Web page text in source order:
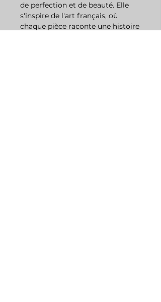
de perfection et de beauté. Elle
s'inspire de l'art français, où
chaque pièce raconte une histoire